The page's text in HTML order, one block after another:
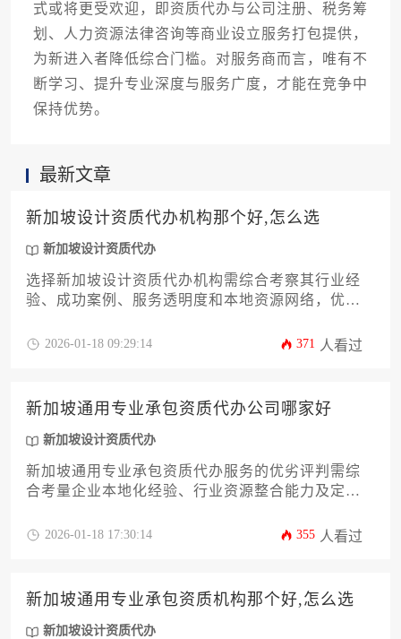
式或将更受欢迎，即资质代办与公司注册、税务筹
划、人力资源法律咨询等商业设立服务打包提供，
为新进入者降低综合门槛。对服务商而言，唯有不
断学习、提升专业深度与服务广度，才能在竞争中
保持优势。
最新文章
新加坡设计资质代办机构那个好,怎么选
新加坡设计资质代办
选择新加坡设计资质代办机构需综合考察其行业经
验、成功案例、服务透明度和本地资源网络，优秀
方案，并通过专业团队帮助企业规避法律风险。
2026-01-18 09:29:14 371 人看过
新加坡通用专业承包资质代办公司哪家好
新加坡设计资质代办
新加坡通用专业承包资质代办服务的优劣评判需综
合考量企业本地化经验、行业资源整合能力及定制
与成功案例库，通过全流程管控助力企业快速合规
2026-01-18 17:30:14 355 人看过
新加坡通用专业承包资质机构那个好,怎么选
新加坡设计资质代办